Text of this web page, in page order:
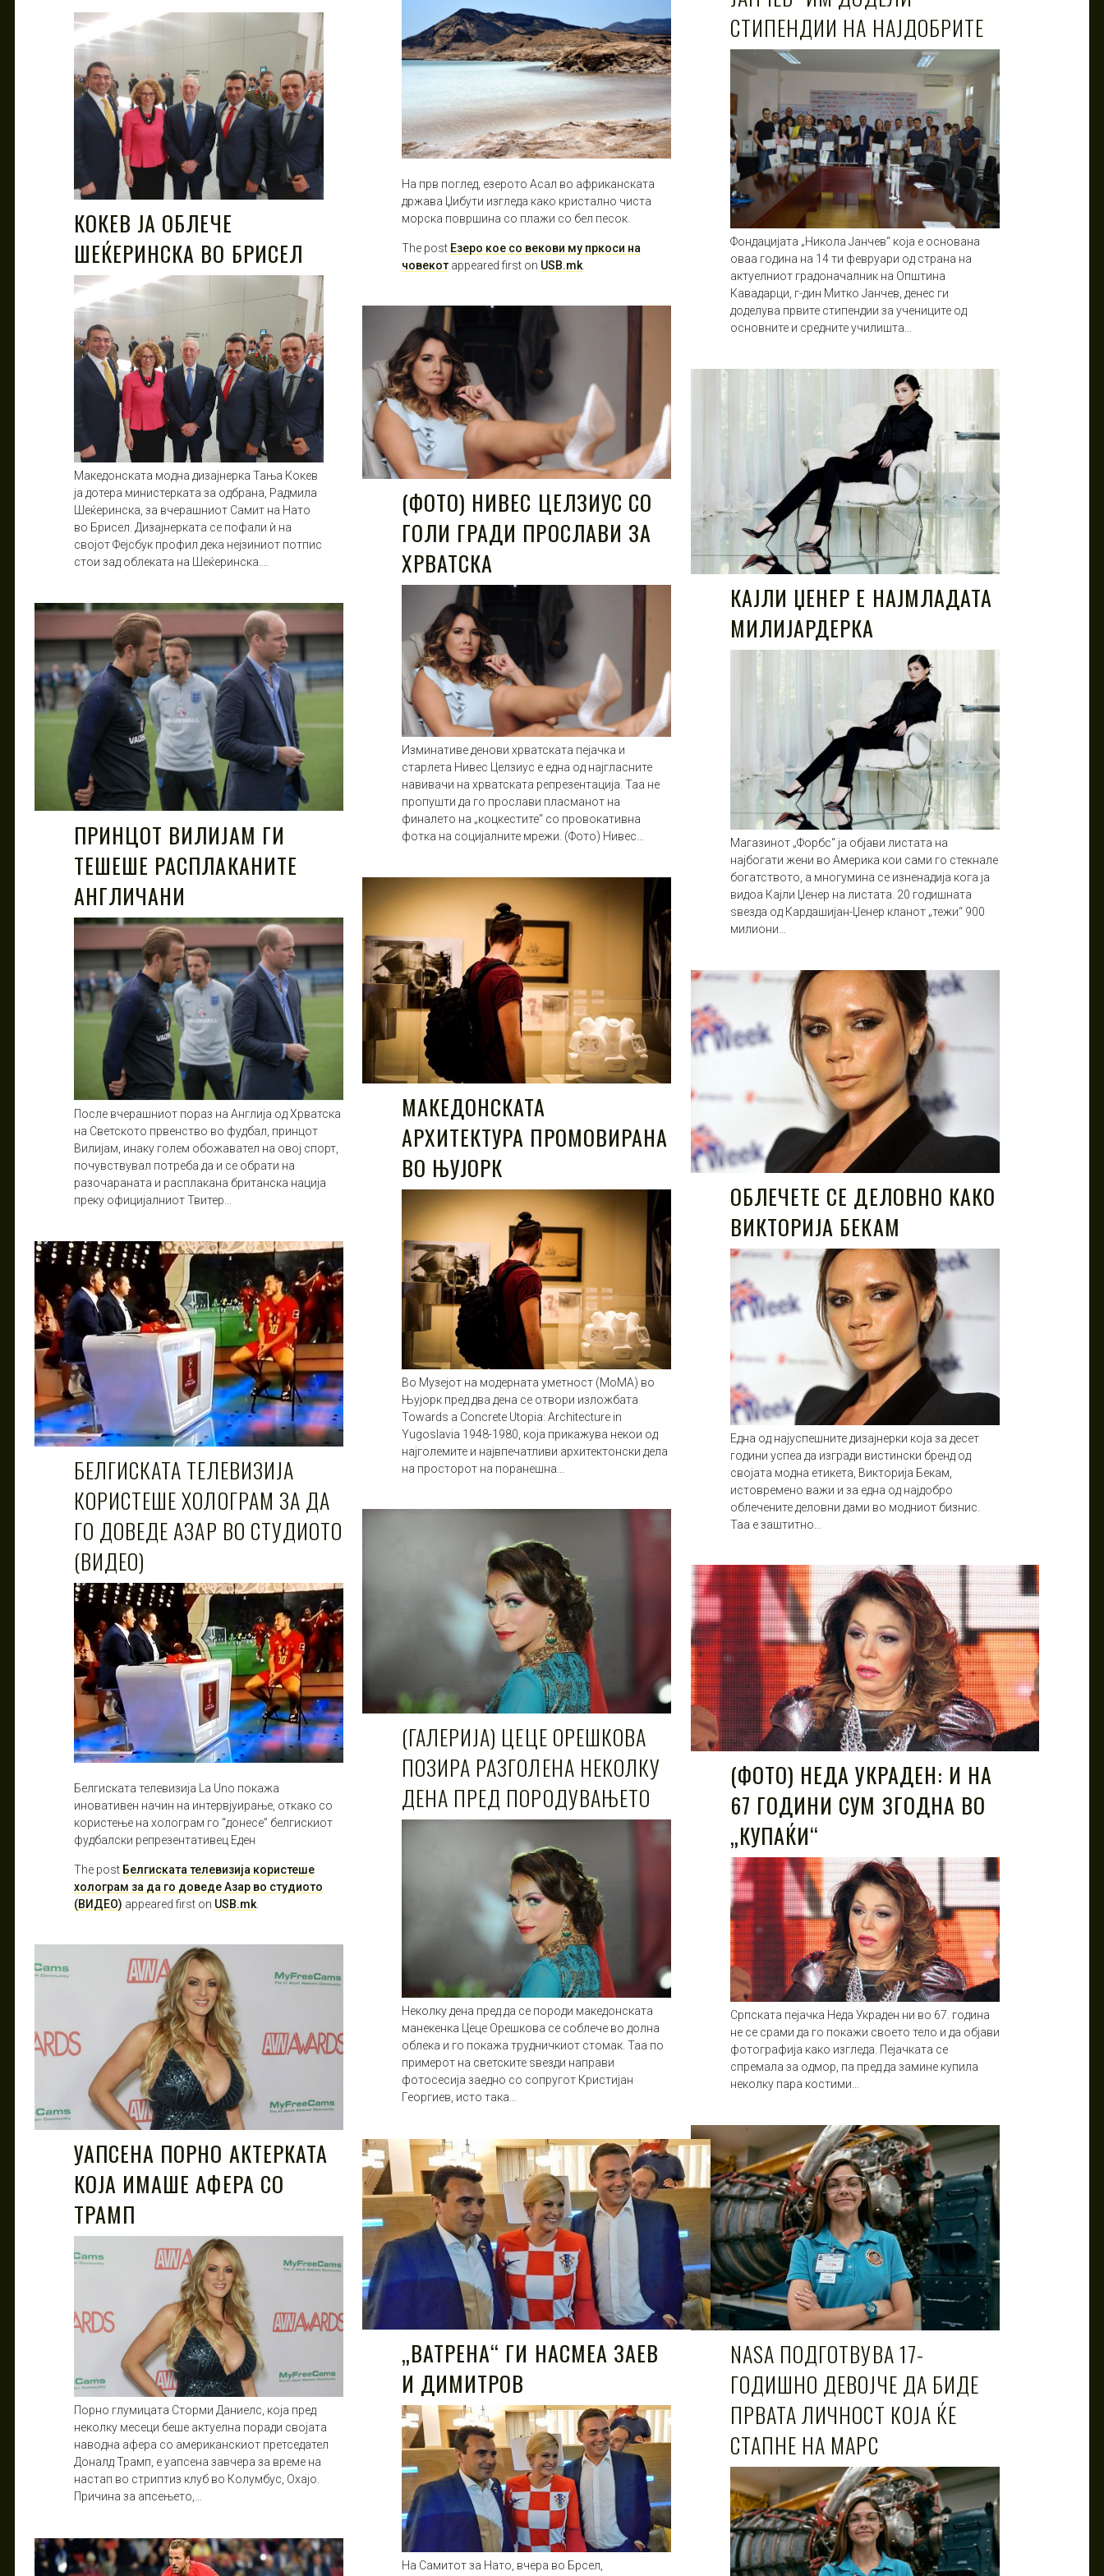
На прв поглед, езерото Асал во африканската
држава Џибути изгледа како кристално чиста
морска површина со плажи со бел песок.
The post Езеро кое со векови му пркоси на
човекот appeared first on USB.mk
СТИПЕНДИИ НА НАЈДОБРИТЕ
Фондацијата „Никола Јанчев“ која е основана
оваа година на 14 ти февруари од страна на
актуелниот градоначалник на Општина
Кавадарци, г-дин Митко Јанчев, денес ги
доделува првите стипендии за учениците од
основните и средните училишта…
КОКЕВ ЈА ОБЛЕЧЕ
ШЕЌЕРИНСКА ВО БРИСЕЛ
Македонската модна дизајнерка Тања Кокев
ја дотера министерката за одбрана, Радмила
Шеќеринска, за вчерашниот Самит на Нато
во Брисел. Дизајнерката се пофали ѝ на
својот Фејсбук профил дека нејзиниот потпис
стои зад облеката на Шеќеринска.…
(ФОТО) НИВЕС ЦЕЛЗИУС СО
ГОЛИ ГРАДИ ПРОСЛАВИ ЗА
ХРВАТСКА
Изминативе денови хрватската пејачка и
старлета Нивес Целзиус е една од најгласните
навивачи на хрватската репрезентација. Таа не
пропушти да го прослави пласманот на
финалето на „коцкестите“ со провокативна
фотка на социјалните мрежи. (Фото) Нивес…
КАЈЛИ ЏЕНЕР Е НАЈМЛАДАТА
МИЛИЈАРДЕРКА
Магазинот „Форбс“ ја објави листата на
најбогати жени во Америка кои сами го стекнале
богатството, а многумина се изненадија кога ја
видоа Кајли Џенер на листата. 20 годишната
ѕвезда од Кардашијан-Џенер кланот „тежи“ 900
милиони…
ПРИНЦОТ ВИЛИЈАМ ГИ
ТЕШЕШЕ РАСПЛАКАНИТЕ
АНГЛИЧАНИ
После вчерашниот пораз на Англија од Хрватска
на Светското првенство во фудбал, принцот
Вилијам, инаку голем обожавател на овој спорт,
почувствувал потреба да и се обрати на
разочараната и расплакана британска нација
преку официјалниот Твитер…
МАКЕДОНСКАТА
АРХИТЕКТУРА ПРОМОВИРАНА
ВО ЊУЈОРК
Во Музејот на модерната уметност (МоМА) во
Њујорк пред два дена се отвори изложбата
Towards a Concrete Utopia: Architecture in
Yugoslavia 1948-1980, која прикажува некои од
најголемите и највпечатливи архитектонски дела
на просторот на поранешна…
ОБЛЕЧЕТЕ СЕ ДЕЛОВНО КАКО
ВИКТОРИЈА БЕКАМ
Една од најуспешните дизајнерки која за десет
години успеа да изгради вистински бренд од
својата модна етикета, Викторија Бекам,
истовремено важи и за една од најдобро
облечените деловни дами во модниот бизнис.
Таа е заштитно…
БЕЛГИСКАТА ТЕЛЕВИЗИЈА
КОРИСТЕШЕ ХОЛОГРАМ ЗА ДА
ГО ДОВЕДЕ АЗАР ВО СТУДИОТО
(ВИДЕО)
Белгиската телевизија La Uno покажа
иновативен начин на интервјуирање, откако со
користење на холограм го “донесе” белгискиот
фудбалски репрезентативец Еден
The post Белгиската телевизија користеше
холограм за да го доведе Азар во студиото
(ВИДЕО) appeared first on USB.mk
(ГАЛЕРИЈА) ЦЕЦЕ ОРЕШКОВА
ПОЗИРА РАЗГОЛЕНА НЕКОЛКУ
ДЕНА ПРЕД ПОРОДУВАЊЕТО
Неколку дена пред да се породи македонската
манекенка Цеце Орешкова се соблече во долна
облека и го покажа трудничкиот стомак. Таа по
примерот на светските ѕвезди направи
фотосесија заедно со сопругот Кристијан
Георгиев, исто така…
(ФОТО) НЕДА УКРАДЕН: И НА
67 ГОДИНИ СУМ ЗГОДНА ВО
„КУПАЌИ“
Српската пејачка Неда Украден ни во 67. година
не се срами да го покажи своето тело и да објави
фотографија како изгледа. Пејачката се
спремала за одмор, па пред да замине купила
неколку пара костими…
УАПСЕНА ПОРНО АКТЕРКАТА
КОЈА ИМАШЕ АФЕРА СО
ТРАМП
Порно глумицата Сторми Даниелс, која пред
неколку месеци беше актуелна поради својата
наводна афера со американскиот претседател
Доналд Трамп, е уапсена завчера за време на
настап во стриптиз клуб во Колумбус, Охајо.
Причина за апсењето,…
NASA ПОДГОТВУВА 17-
ГОДИШНО ДЕВОЈЧЕ ДА БИДЕ
ПРВАТА ЛИЧНОСТ КОЈА ЌЕ
СТАПНЕ НА МАРС
„ВАТРЕНА“ ГИ НАСМЕА ЗАЕВ
И ДИМИТРОВ
На Самитот за Нато, вчера во Брсел,